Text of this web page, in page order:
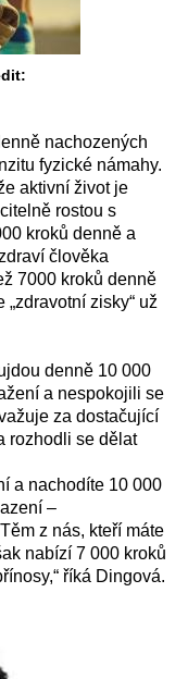
nachozených
fyzické námahy.
aktivní život je
rostou s
kroků denně a
člověka
7000 kroků denně
zisky“ už
denně 10 000
a nespokojili se
za dostačující
rozhodli se dělat
a nachodíte 10 000
–
z nás, kteří máte
nabízí 7 000 kroků
říká Dingová.